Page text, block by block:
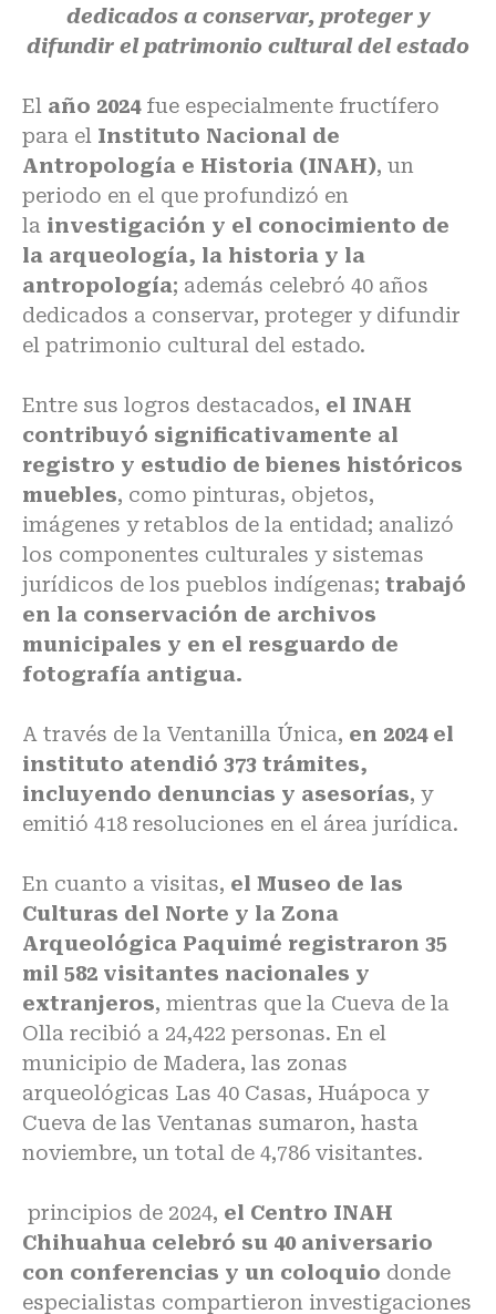
dedicados a conservar, proteger y
difundir el patrimonio cultural del estado
El año 2024fue especialmente fructífero
para el Instituto Nacional de
Antropología e Historia (INAH), un
periodo en el que profundizó en
la investigación y el conocimiento de
la arqueología, la historia y la
antropología; además celebró 40 años
dedicados a conservar, proteger y difundir
el patrimonio cultural del estado.
Entre sus logros destacados, el INAH
contribuyó significativamente al
registro y estudio de bienes históricos
muebles, como pinturas, objetos,
imágenes y retablos de la entidad; analizó
los componentes culturales y sistemas
jurídicos de los pueblos indígenas; trabajó
en la conservación de archivos
municipales y en el resguardo de
fotografía antigua.
A través de la Ventanilla Única, en 2024 el
instituto atendió 373 trámites,
incluyendo denuncias y asesorías, y
emitió 418 resoluciones en el área jurídica.
En cuanto a visitas, el Museo de las
Culturas del Norte y la Zona
Arqueológica Paquimé registraron 35
mil 582 visitantes nacionales y
extranjeros, mientras que la Cueva de la
Olla recibió a 24,422 personas. En el
municipio de Madera, las zonas
arqueológicas Las 40 Casas, Huápoca y
Cueva de las Ventanas sumaron, hasta
noviembre, un total de 4,786 visitantes.
principios de 2024, el Centro INAH
Chihuahua celebró su 40 aniversario
con conferencias y un coloquio donde
especialistas compartieron investigaciones